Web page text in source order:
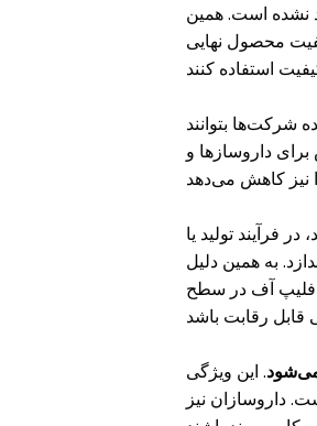
نشده است. همین
محصول نهایی
شرکت‌ها بتوانند
داروسازها و
فرآیند تولید یا
به همین دلیل
فلیپ آف در سطح
می‌شود. این ویژگی
داروسازان نیز